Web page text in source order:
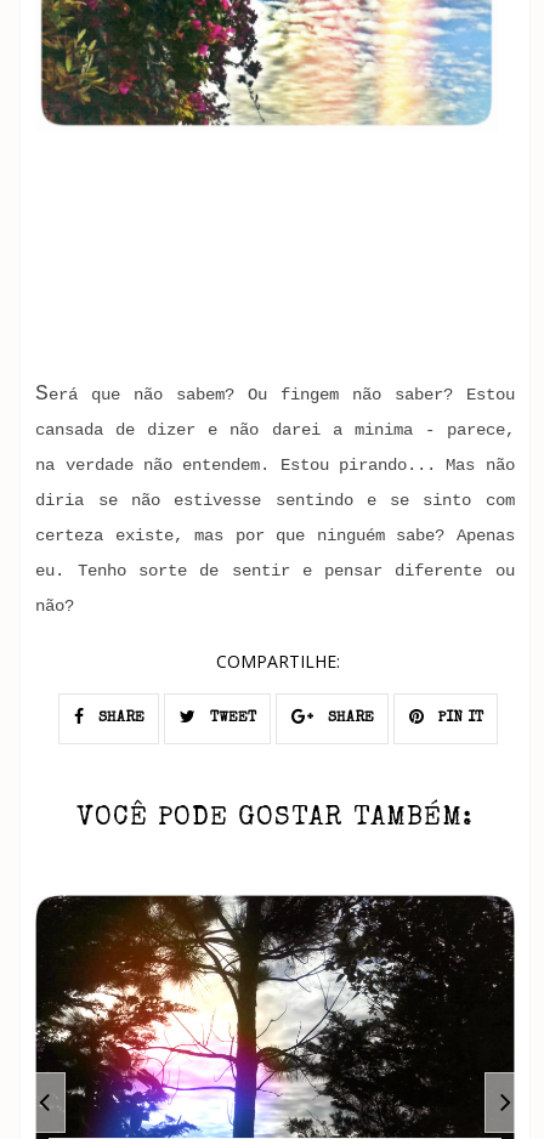
Será que não sabem? Ou fingem não saber? Estou
cansada de dizer e não darei a minima - parece,
na verdade não entendem. Estou pirando... Mas não
diria se não estivesse sentindo e se sinto com
certeza existe, mas por que ninguém sabe? Apenas
eu. Tenho sorte de sentir e pensar diferente ou
não?
COMPARTILHE:
SHARE TWEET SHARE PIN IT
VOCÊ PODE GOSTAR TAMBÉM: